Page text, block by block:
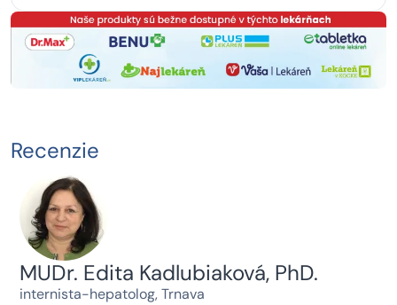
Recenzie
MUDr. Edita Kadlubiaková, PhD.
internista-hepatolog, Trnava